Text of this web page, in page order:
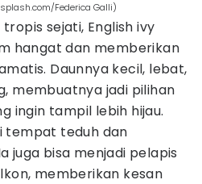
Federica Galli)
sejati, English ivy
hangat dan memberikan
Daunnya kecil, lebat,
membuatnya jadi pilihan
ingin tampil lebih hijau.
tempat teduh dan
juga bisa menjadi pelapis
memberikan kesan